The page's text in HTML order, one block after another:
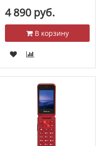
4 890 руб.
В корзину